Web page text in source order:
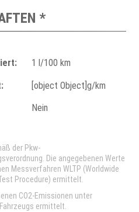
*
1 l/100 km
[object Object]g/km
Nein
der Pkw-
Die angegebenen Werte
Messverfahren WLTP (Worldwide
Procedure) ermittelt.
CO2-Emissionen unter
ermittelt.